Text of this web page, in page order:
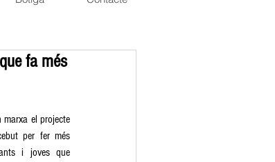
fa més
el projecte
per fer més
i joves que